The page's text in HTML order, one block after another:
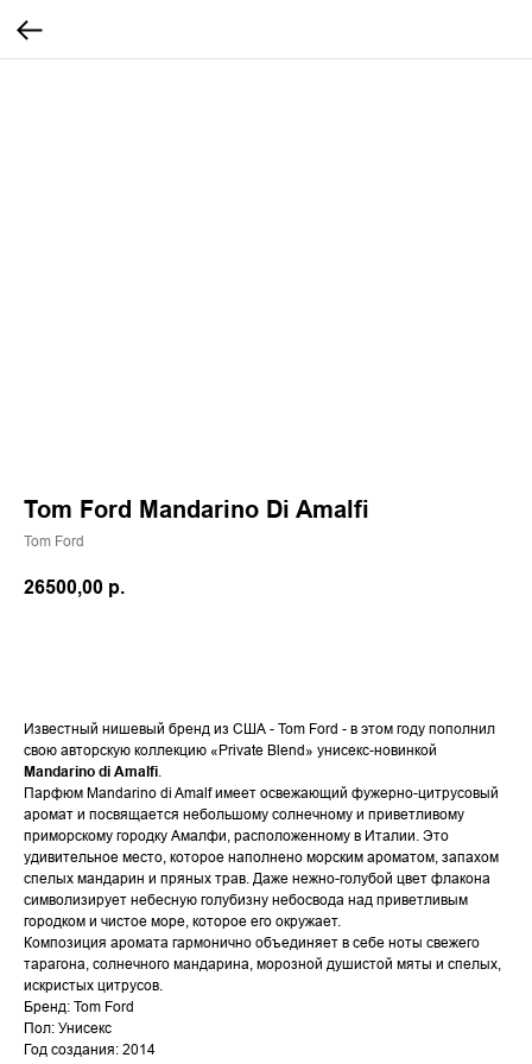
Tom Ford Mandarino Di Amalfi
Tom Ford
26500,00 р.
Известный нишевый бренд из США - Tom Ford - в этом году пополнил
свою авторскую коллекцию «Private Blend» унисекс-новинкой
Mandarino di Amalfi.
Парфюм Mandarino di Amalf имеет освежающий фужерно-цитрусовый
аромат и посвящается небольшому солнечному и приветливому
приморскому городку Амалфи, расположенному в Италии. Это
удивительное место, которое наполнено морским ароматом, запахом
спелых мандарин и пряных трав. Даже нежно-голубой цвет флакона
символизирует небесную голубизну небосвода над приветливым
городком и чистое море, которое его окружает.
Композиция аромата гармонично объединяет в себе ноты свежего
тарагона, солнечного мандарина, морозной душистой мяты и спелых,
искристых цитрусов.
Бренд: Tom Ford
Пол: Унисекс
Год создания: 2014